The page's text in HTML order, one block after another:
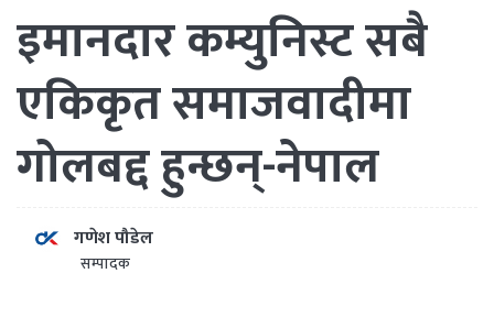
इमानदार कम्युनिस्ट सबै
एकिकृत समाजवादीमा
गोलबद्द हुन्छन्-नेपाल
गणेश पौडेल
सम्पादक